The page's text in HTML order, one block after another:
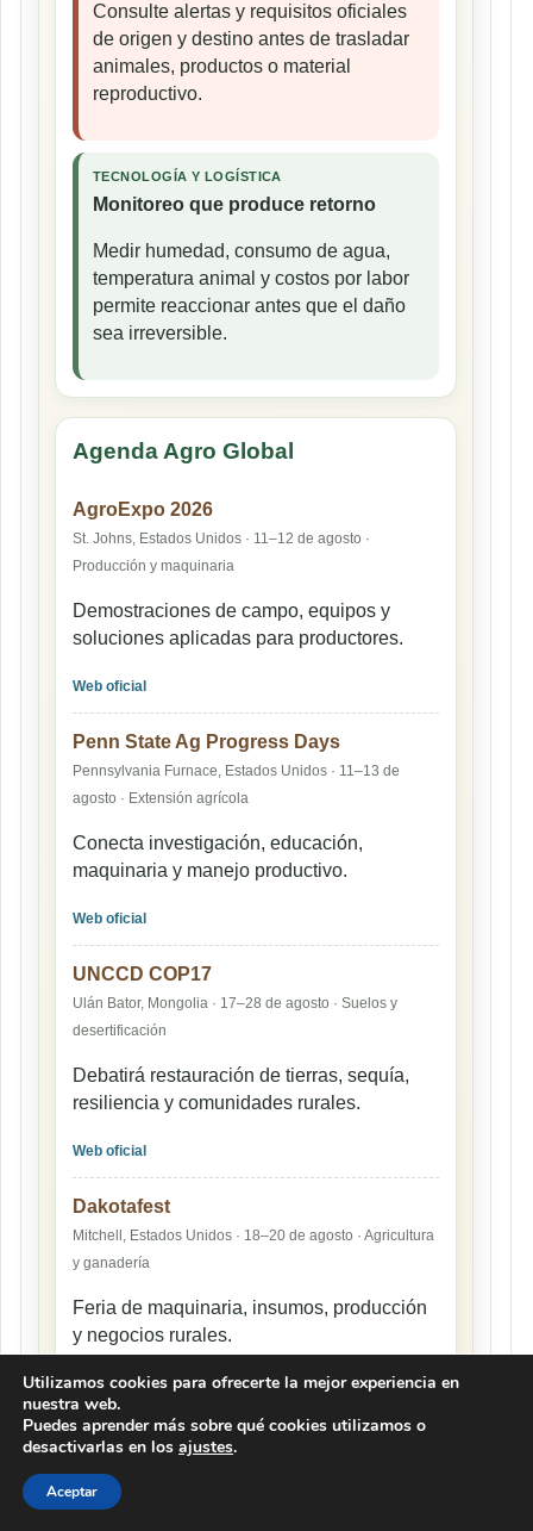
Consulte alertas y requisitos oficiales
de origen y destino antes de trasladar
animales, productos o material
reproductivo.
TECNOLOGÍA Y LOGÍSTICA
Monitoreo que produce retorno
Medir humedad, consumo de agua,
temperatura animal y costos por labor
permite reaccionar antes que el daño
sea irreversible.
Agenda Agro Global
AgroExpo 2026
St. Johns, Estados Unidos · 11–12 de agosto ·
Producción y maquinaria
Demostraciones de campo, equipos y
soluciones aplicadas para productores.
Web oficial
Penn State Ag Progress Days
Pennsylvania Furnace, Estados Unidos · 11–13 de
agosto · Extensión agrícola
Conecta investigación, educación,
maquinaria y manejo productivo.
Web oficial
UNCCD COP17
Ulán Bator, Mongolia · 17–28 de agosto · Suelos y
desertificación
Debatirá restauración de tierras, sequía,
resiliencia y comunidades rurales.
Web oficial
Dakotafest
Mitchell, Estados Unidos · 18–20 de agosto · Agricultura
y ganadería
Feria de maquinaria, insumos, producción
y negocios rurales.
Web oficial
Agronomy Conference & Expo
Agronomía
Utilizamos cookies para ofrecerte la mejor experiencia en
nuestra web.
Puedes aprender más sobre qué cookies utilizamos o
desactivarlas en los ajustes.
Aceptar